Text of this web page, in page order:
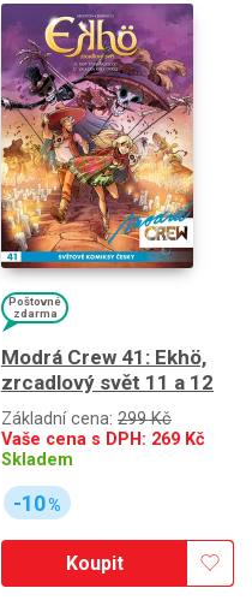
Poštovné
zdarma
Modrá Crew 41: Ekhö,
zrcadlový svět 11 a 12
Základní cena: 299 Kč
Vaše cena s DPH: 269 Kč
Skladem
-10%
Koupit